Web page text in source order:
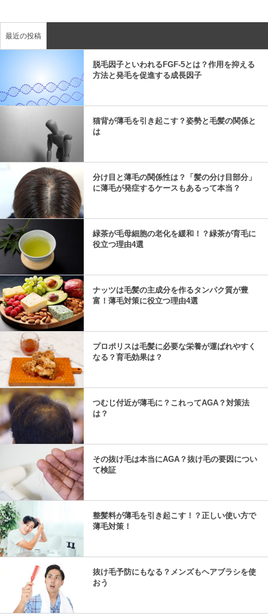
最近の投稿
脱毛因子といわれるFGF-5とは？作用を抑える
方法と発毛を促進する成長因子
猫背が薄毛を引き起こす？姿勢と毛髪の関係と
は
分け目と薄毛の関係性は？「髪の分け目部分」
に薄毛が発症するケースもあるって本当？
緑茶が毛母細胞の老化を緩和！？緑茶が育毛に
役立つ理由4選
ナッツは毛髪の主成分を作るタンパク質が豊
富！薄毛対策に役立つ理由4選
プロポリスは毛髪に必要な栄養が運ばれやすく
なる？育毛効果は？
つむじ付近が薄毛に？これってAGA？対策法
は？
その抜け毛は本当にAGA？抜け毛の要因につい
て検証
整髪料が薄毛を引き起こす！？正しい使い方で
薄毛対策！
抜け毛予防にもなる？メンズもヘアブラシを使
おう